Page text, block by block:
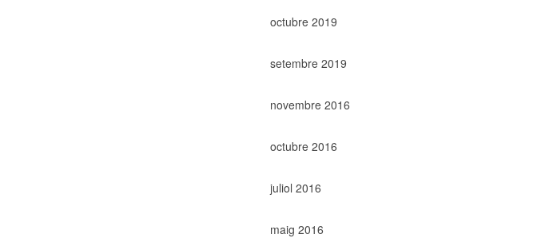
octubre 2019
setembre 2019
novembre 2016
octubre 2016
juliol 2016
maig 2016